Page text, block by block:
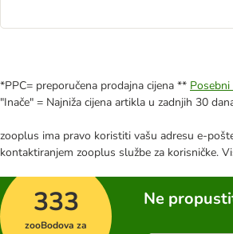
*PPC= preporučena prodajna cijena **
"Inače" = Najniža cijena artikla u zadnjih 30
zooplus ima pravo koristiti vašu adresu e-
kontaktiranjem zooplus službe za korisničke.
333
zooBodova za
Ne